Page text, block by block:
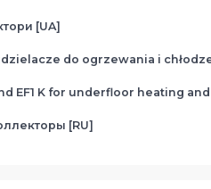
[UA]
do ogrzewania i
EF1 K for underfloor heating
[RU]